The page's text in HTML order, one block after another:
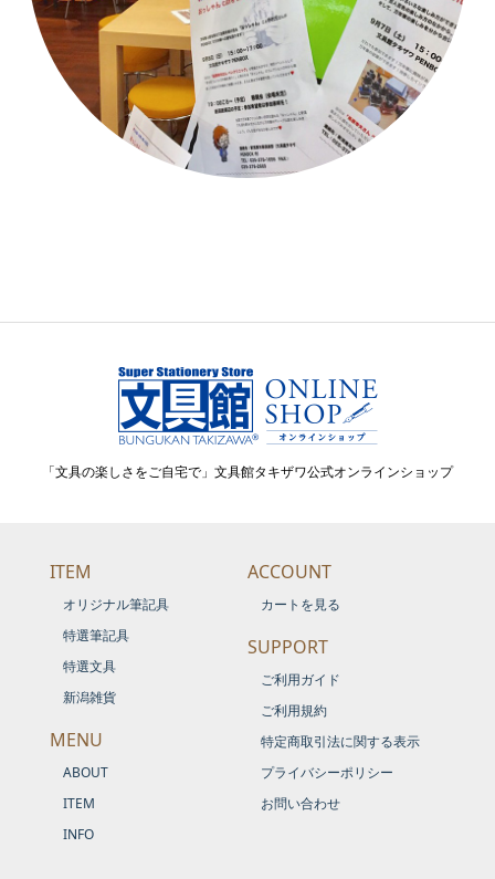
「文具の楽しさをご自宅で」文具館タキザワ公式オンラインショップ
ITEM
オリジナル筆記具
特選筆記具
特選文具
新潟雑貨
MENU
ABOUT
ITEM
INFO
ACCOUNT
カートを見る
SUPPORT
ご利用ガイド
ご利用規約
特定商取引法に関する表示
プライバシーポリシー
お問い合わせ